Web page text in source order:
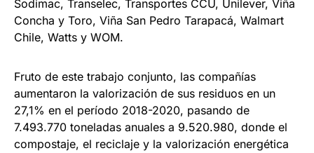
Sodimac, Transelec, Transportes CCU, Unilever, Viña
Concha y Toro, Viña San Pedro Tarapacá, Walmart
Chile, Watts y WOM.
Fruto de este trabajo conjunto, las compañías
aumentaron la valorización de sus residuos en un
27,1% en el período 2018-2020, pasando de
7.493.770 toneladas anuales a 9.520.980, donde el
compostaje, el reciclaje y la valorización energética